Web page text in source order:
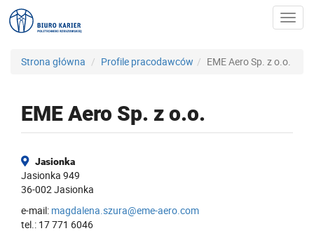
Strona główna Profile pracodawców EME Aero Sp. z o.o.
EME Aero Sp. z o.o.
Jasionka
Jasionka 949
36-002 Jasionka
e-mail: magdalena.szura@eme-aero.com
tel.: 17 771 6046